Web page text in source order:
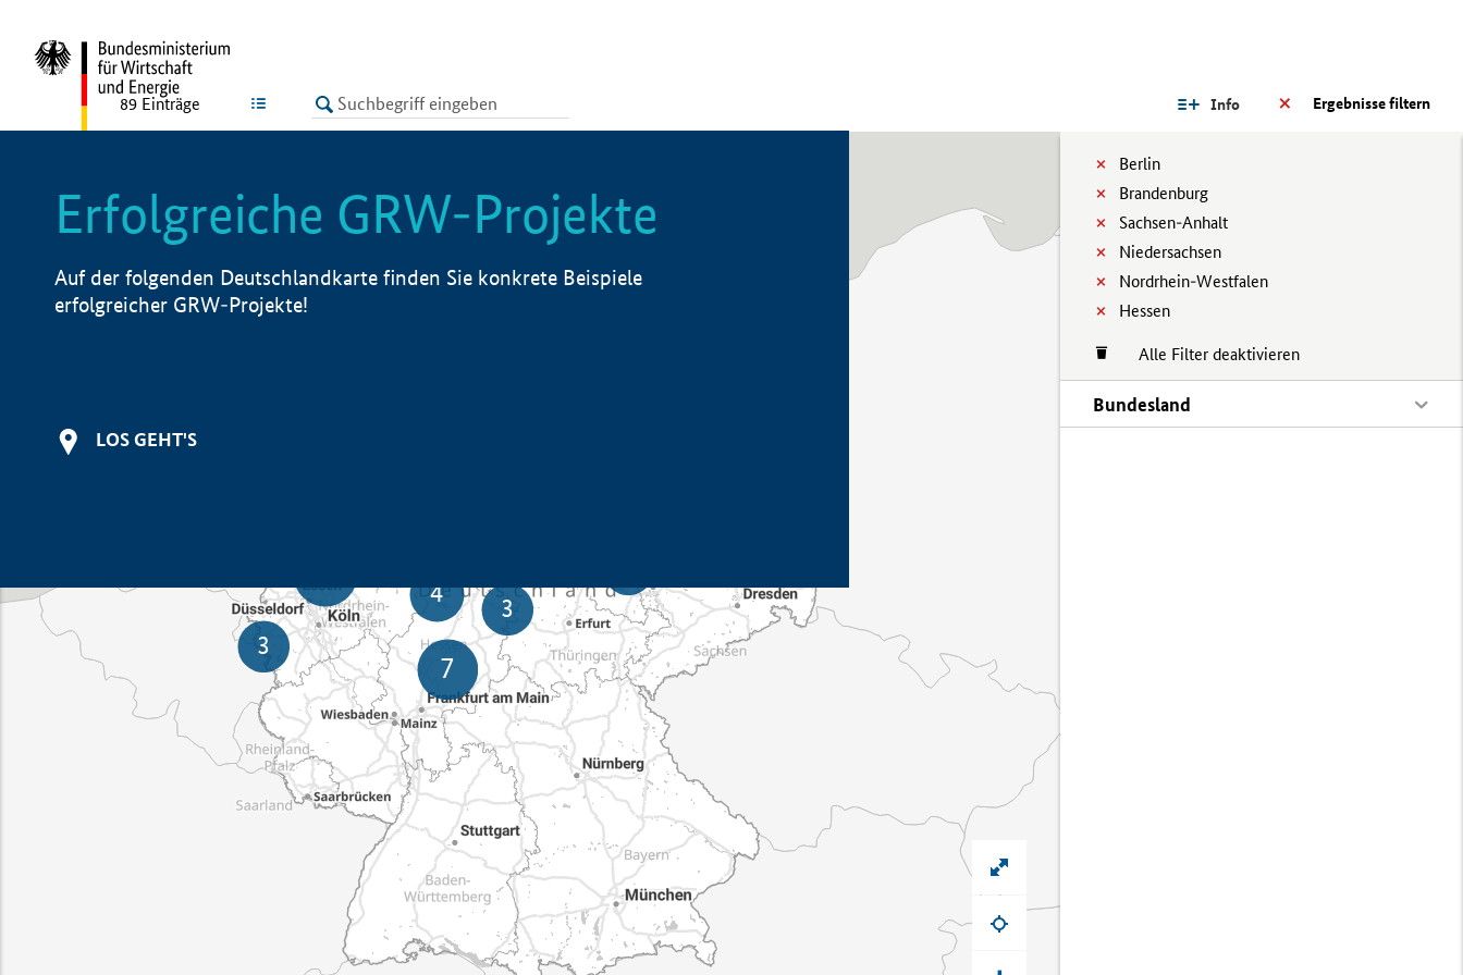
LISTE Ergebnisse filtern
Info
Berlin
Brandenburg
Sachsen-Anhalt
Niedersachsen
Nordrhein-Westfalen
Hessen
Alle Filter deaktivieren
Bundesland
89 Einträge
Erfolgreiche GRW-Projekte
Auf der folgenden Deutschlandkarte finden Sie konkrete Beispiele
erfolgreicher GRW-Projekte!
LOS GEHT'S